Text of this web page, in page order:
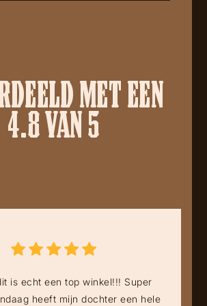
MET EEN
4.8 VAN 5
is echt een top winkel!!! Super
heeft mijn dochter een hele